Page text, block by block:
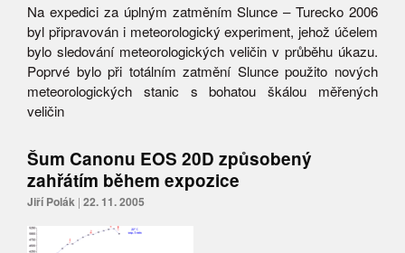
Na expedici za úplným zatměním Slunce – Turecko 2006
byl připravován i meteorologický experiment, jehož účelem
bylo sledování meteorologických veličin v průběhu úkazu.
Poprvé bylo při totálním zatmění Slunce použito nových
meteorologických stanic s bohatou škálou měřených
veličin
Šum Canonu EOS 20D způsobený
zahřátím během expozice
Jiří Polák | 22. 11. 2005